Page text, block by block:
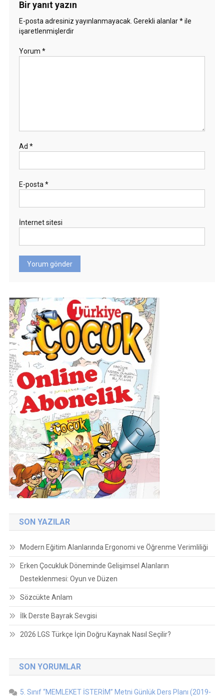
Bir yanıt yazın
E-posta adresiniz yayınlanmayacak. Gerekli alanlar*ile
işaretlenmişlerdir
Yorum *
Ad *
E-posta *
İnternet sitesi
SON YAZILAR
Modern Eğitim Alanlarında Ergonomi ve Öğrenme Verimliliği
Erken Çocukluk Döneminde Gelişimsel Alanların
Desteklenmesi: Oyun ve Düzen
Sözcükte Anlam
İlk Derste Bayrak Sevgisi
2026 LGS Türkçe İçin Doğru Kaynak Nasıl Seçilir?
SON YORUMLAR
5. Sınıf “MEMLEKET İSTERİM” Metni Günlük Ders Planı (2019-